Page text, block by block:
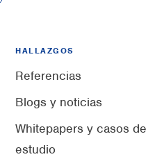
HALLAZGOS
Referencias
Blogs y noticias
Whitepapers y casos de
estudio